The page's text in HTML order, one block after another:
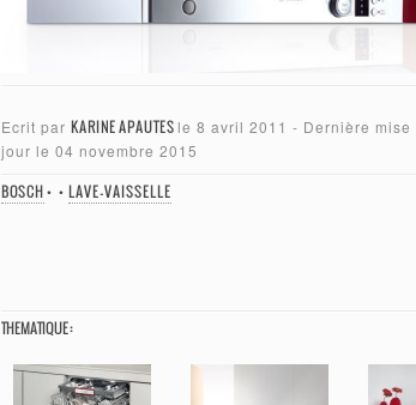
Ecrit par KARINE APAUTES le 8 avril 2011 - Dernière mise
jour le 04 novembre 2015
BOSCH• • LAVE-VAISSELLE
THEMATIQUE :